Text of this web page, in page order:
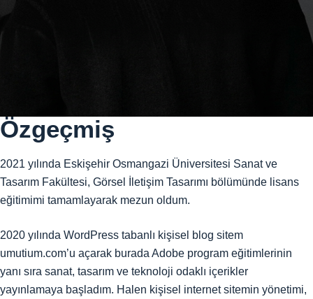
Özgeçmiş
2021 yılında Eskişehir Osmangazi Üniversitesi Sanat ve
Tasarım Fakültesi, Görsel İletişim Tasarımı bölümünde lisans
eğitimimi tamamlayarak mezun oldum.
2020 yılında WordPress tabanlı kişisel blog sitem
umutium.com’u açarak burada Adobe program eğitimlerinin
yanı sıra sanat, tasarım ve teknoloji odaklı içerikler
yayınlamaya başladım. Halen kişisel internet sitemin yönetimi,